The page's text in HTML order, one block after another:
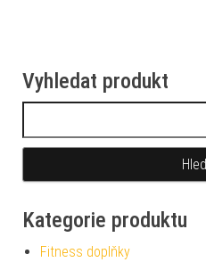
Vyhledat produkt
Kategorie produktu
Fitness doplňky